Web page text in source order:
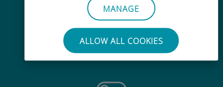
MANAGE
ALLOW ALL COOKIES
Moeiteloos
Je hoeft je bestaande simkaart niet
te verwijderen